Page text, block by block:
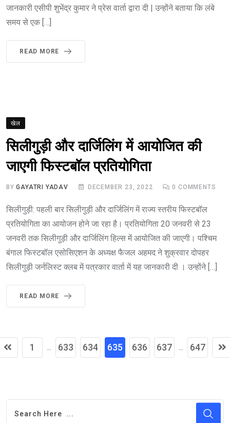
जानकारी एसीपी शुभेंद्र कुमार ने प्रेस वार्ता द्वारा दी | उन्होंने बताया कि लंबे
समय से एक […]
READ MORE
खेल
सिलीगुड़ी और दार्जिलिंग में आयोजित की
जाएगी फिस्टबॉल प्रतियोगिता
BYGAYATRI YADAV DECEMBER 23, 2022 0 COMMENTS
सिलीगुड़ी: पहली बार सिलीगुड़ी और दार्जिलिंग में राज्य स्तरीय फिस्टबॉल
प्रतियोगिता का आयोजन होने जा रहा है। प्रतियोगिता 20 जनवरी से 23
जनवरी तक सिलीगुड़ी और दार्जिलिंग हिल्स में आयोजित की जाएगी। पश्चिम
बंगाल फिस्टबॉल एसोसिएशन के अध्यक्ष फैजल अहमद ने शुक्रवार दोपहर
सिलीगुड़ी जर्नलिस्ट क्लब में पत्रकार वार्ता में यह जानकारी दी । उन्होंने […]
READ MORE
1 ... 633 634 635 636 637 ... 647